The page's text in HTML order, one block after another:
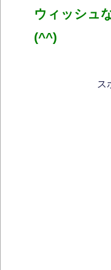
ウィッシュ
(^^)
ス